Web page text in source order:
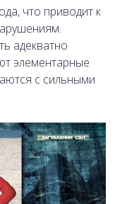
что приводит к
адекватно
элементарные
с сильными